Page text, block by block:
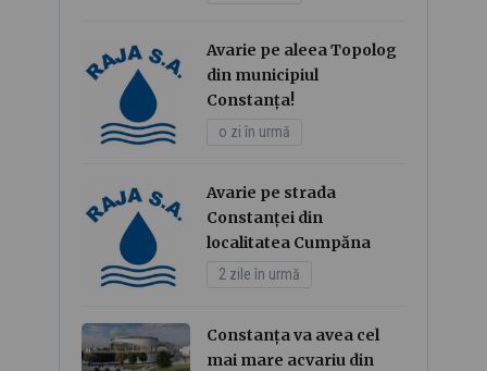
Avarie pe aleea Topolog
din municipiul
Constanța!
o zi în urmă
Avarie pe strada
Constanței din
localitatea Cumpăna
2 zile în urmă
Constanța va avea cel
mai mare acvariu din